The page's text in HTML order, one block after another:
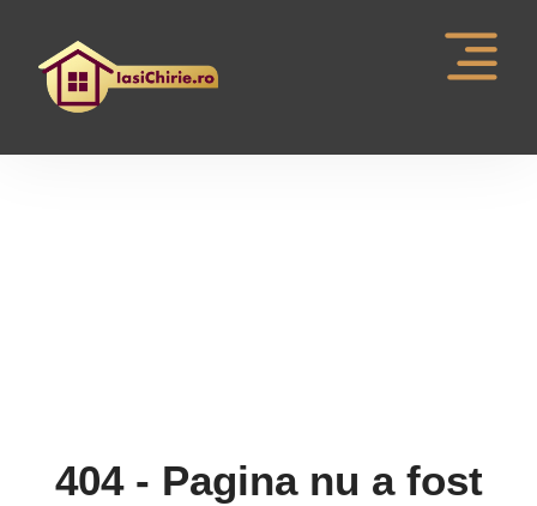
404 - Pagina nu a fost